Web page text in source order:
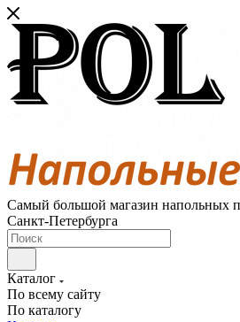
Самый большой магазин напольных
Санкт-Петербурга
Каталог
По всему сайту
По каталогу